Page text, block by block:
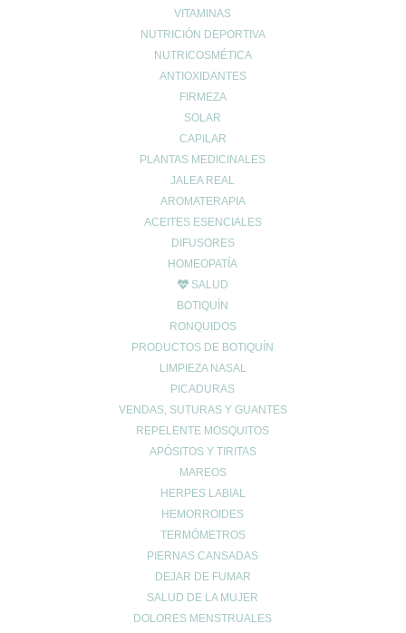
VITAMINAS
NUTRICIÓN DEPORTIVA
NUTRICOSMÉTICA
ANTIOXIDANTES
FIRMEZA
SOLAR
CAPILAR
PLANTAS MEDICINALES
JALEA REAL
AROMATERAPIA
ACEITES ESENCIALES
DIFUSORES
HOMEOPATÍA
SALUD
BOTIQUÍN
RONQUIDOS
PRODUCTOS DE BOTIQUÍN
LIMPIEZA NASAL
PICADURAS
VENDAS, SUTURAS Y GUANTES
REPELENTE MOSQUITOS
APÓSITOS Y TIRITAS
MAREOS
HERPES LABIAL
HEMORROIDES
TERMÓMETROS
PIERNAS CANSADAS
DEJAR DE FUMAR
SALUD DE LA MUJER
DOLORES MENSTRUALES